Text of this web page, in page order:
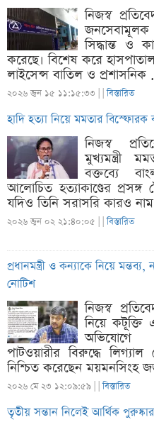
নিজস্ব
জনসেবামূলক
সিদ্ধান্ত ও
করেছে। বিশেষ করে
লাইসেন্স বাতিল ও প্রশাসনিক
২০২৬ জুন ১৫ ১১:১৫:৩৩ | |বিস্তারিত
হাদি হত্যা নিয়ে মমতার বিস্ফোরক
নিজস্ব
মুখ্যমন্ত্রী
বক্তব্যে
আলোচিত হত্যাকাণ্ডের
যদিও তিনি সরাসরি কারও
২০২৬ জুন ০২ ২১:৪০:০৫ | |বিস্তারিত
প্রধানমন্ত্রী ও কন্যাকে নিয়ে
নোটিশ
নিজস্ব
নিয়ে কটূক্তি
অভিযোগে
পাটওয়ারীর বিরুদ্ধে
নিশ্চিত করেছেন ময়মনসিংহ
২০২৬ মে ২৩ ১২:০৯:৫৯ | |বিস্তারিত
তৃতীয় সন্তান নিলেই আর্থিক